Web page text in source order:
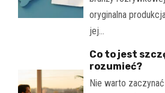
oryginalna
jej…
Co to jest
rozumieć?
Nie warto